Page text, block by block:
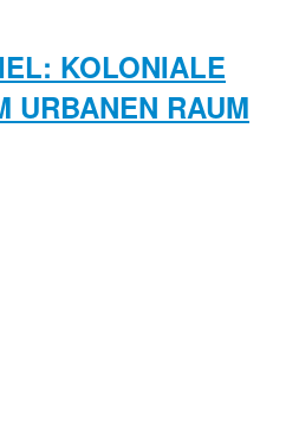
KOLONIALE
URBANEN RAUM